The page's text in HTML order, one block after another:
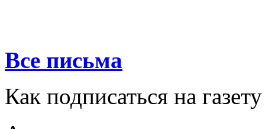
Все письма
Как подписаться на газету